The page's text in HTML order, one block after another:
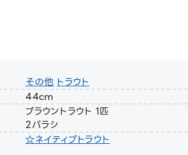
その他 トラウト
44cm
ブラウントラウト 1匹
2バラシ
☆ネイティブトラウト